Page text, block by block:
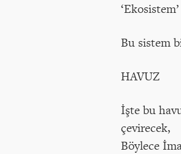
Bu sistem
HAVUZ
İşte bu
çevirecek,
Böylece